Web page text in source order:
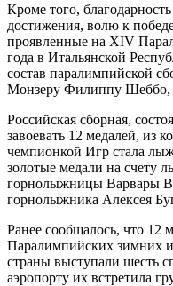
Кроме того,
достижения, волю к
проявленные на XIV
года в Итальянской
состав паралимпийской
Монзеру Филиппу Шеббо,
Российская сборная,
завоевать 12 медалей, из
чемпионкой Игр стала
золотые медали на счету
горнолыжницы Варвары
горнолыжника Алексея
Ранее сообщалось, что 12
Паралимпийских зимних
страны выступали шесть
аэропорту их встретила